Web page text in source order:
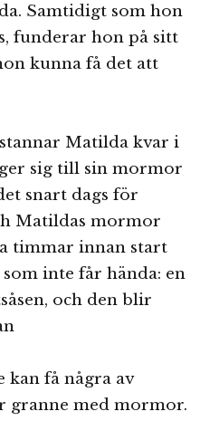
Samtidigt som hon
funderar hon på sitt
kunna få det att
Matilda kvar i
sig till sin mormor
snart dags för
Matildas mormor
timmar innan start
inte får hända: en
och den blir
kan få några av
granne med mormor.